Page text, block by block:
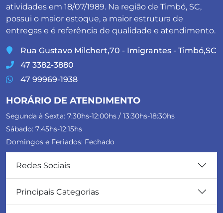
atividades em 18/07/1989. Na região de Timbó, SC,
possui o maior estoque, a maior estrutura de
entregas e é referência de qualidade e atendimento.
Rua Gustavo Milchert,70 - Imigrantes - Timbó,SC
47 3382-3880
47 99969-1938
HORÁRIO DE ATENDIMENTO
Segunda à Sexta: 7:30hs-12:00hs / 13:30hs-18:30hs
Sábado: 7:45hs-12:15hs
Domingos e Feriados: Fechado
Redes Sociais
Principais Categorias